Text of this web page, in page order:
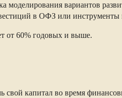
моделирования вариантов
в ОФЗ или инструменты
от 60% годовых и выше.
свой капитал во время